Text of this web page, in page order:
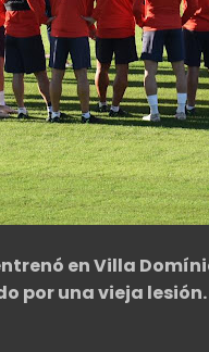
en Villa
por una vieja